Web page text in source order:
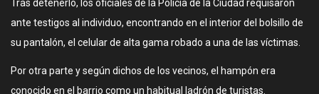
Tras detenerlo, los oficiales de la Policía de la Ciudad requisaron
ante testigos al individuo, encontrando en el interior del bolsillo de
su pantalón, el celular de alta gama robado a una de las víctimas.
Por otra parte y según dichos de los vecinos, el hampón era
conocido en el barrio como un habitual ladrón de turistas.